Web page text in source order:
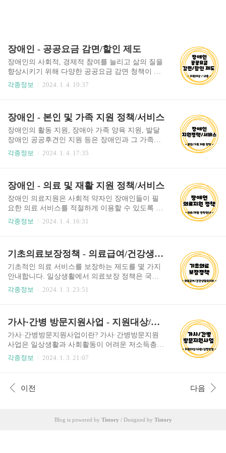
장애인 - 공공요금 감면/할인 제도
장애인의 사회적, 경제적 참여를 늘리고 삶의 질을
향상시키기 위해 다양한 공공요금 감면 청책이 진
행중입니다. 이는 장애인과 그 가족의 경제적 부담
상 같이 거주하는 보호자 1인과 공동명의로 등록한
보철용 비사업용 승용자동차, 15인승 이하 승합차,
소형화물차(2.5톤 미만). 혜택: 도시철도채권 구입
의무 면제 (특별시와 광역시 지하철 공사가 진행되
는 지역에서 적용). 신청 방법: 관할 시·군·구청 차
록장애인 및 장애의 정도가 심한 장애인과 동행하
는 보호자 1인. 혜택..
각종정보 2024. 1. 4. 19:37
장애인 - 본인 및 가족 지원 정책/서비스
장애인의 활동 지원, 장애아 가족 양육 지원, 발달
장애인 공공후견인 지원 등은 장애인과 그 가족이
사회적, 경제적, 법적으로 독립하고 자립할 수 있도
행할 수 있습니다. 각 프로그램에 대한 자세한 내용
및 신청 방법은 해당 사업을 운영하는 관련 기관 또
는 담당자에게 문의하시기 바랍니다. 목차 장애인
활동 지원 대상: 만 6세∼만 64세의 등록 장애인 중
종합점수가 42점 이상인 자. 내용: 활동지원급여 및
애아 가족 양육 지원 대상: 만 18세 미만 중증장애
아동 및 장애정..
각종정보 2024. 1. 4. 17:35
장애인 - 의료 및 재활 지원 정책/서비스
장애인 의료지원은 사회적 약자인 장애인들이 필
요한 의료 서비스를 적절하게 이용할 수 있도록 돕
는 중요한 정책입니다. 이는 장애인의 건강한 삶과
다. 목차 장애인 의료비 지원 대상: 2종 수급권자인
등록 장애인, 건강보험의 차상위 본인부담 경감 대
상자 등록 장애인 (만성질환 및 18세 미만 장애인).
내용: 의료기관 이용 시 발생하는 급여항목 본인부
담금의 일부 또는 전액 지원 (비급여 제외). 1차 의
급여수가가 적용됩니다. 건강보험료 경감 대상: 장
애인복지법에 따라..
각종정보 2024. 1. 4. 16:31
기초의료보장정책 - 의료급여/건강생활유지비/요양비/임신출산진료비
기초적인 의료 서비스를 보장하는 제도를 몇 가지
안내합니다. 일상생활에서 의료보장 정책은 국민
의 건강과 직결되는데요, 의료 취약계층은 비용적
랍니다. 목차 의료급여 의료급여는 저소득계층의
의료비 부담을 국가가 지원하는 제도입니다. - 의
료급여 대상자 - 의료급여의 대상자로는 다음과 같
은 분들이 포함됩니다: 1종 수급권자 1종 수급권자
는 국민기초생활보장법에 의한 수급자로, 근로무
화상환자 등) 등록자, 시설수급자 등이 해당됩니
다. 국민기초생활보장법에 등록된 근로무능력 가
각종정보 2024. 1. 3. 23:51
가사·간병 방문지원사업 - 지원대상/서비스내용/신청방법 안내
가사·간병방문지원사업이란? 가사·간병방문지원
사업은 일상생활과 사회활동이 어려운 저소득층에
가사 및 간병지원 서비스를 제공하여, 취약계층의
병 서비스 제공 가사 및 간병 방문 제공인력의 사회
적 일자리 창출 목차 지원 대상 중위소득이 70% 이
상 치료를 요하는 중증질환자 희귀 난치성 질환자
각종정보 2024. 1. 3. 21:07
이전 다음
Blog is powered by Tistory / Designed by Tistory